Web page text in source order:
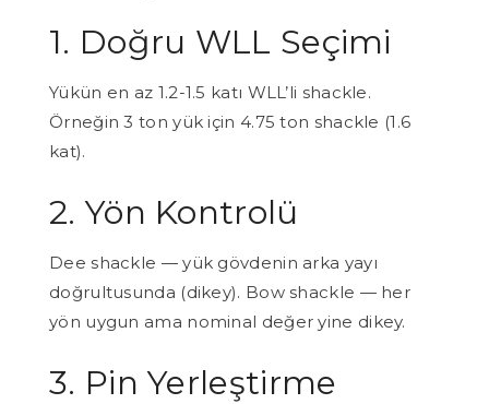
1. Doğru WLL Seçimi
Yükün en az 1.2-1.5 katı WLL’li shackle.
Örneğin 3 ton yük için 4.75 ton shackle (1.6
kat).
2. Yön Kontrolü
Dee shackle — yük gövdenin arka yayı
doğrultusunda (dikey). Bow shackle — her
yön uygun ama nominal değer yine dikey.
3. Pin Yerleştirme